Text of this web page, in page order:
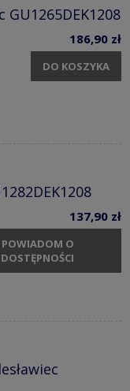
GU1265DEK1208
186,90 zł
DO KOSZYKA
137,90 zł
POWIADOM O
DOSTĘPNOŚCI